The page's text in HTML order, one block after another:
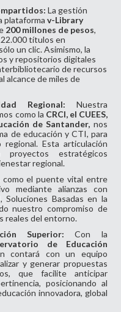
La gestión
plataformav-Library
200 millones de pesos,
títulos en
un clic. Asimismo, la
y repositorios digitales
de recursos
alcance de miles de
Regional: Nuestra
como la CRCI, el CUEES,
de Santander, nos
de educación y CTI, para
Esta articulación
estratégicos
regional.
como el puente vital entre
mediante alianzas con
Soluciones Basadas en la
nuestro compromiso de
reales del entorno.
Superior: Con la
de Educación
contará con un equipo
y generar propuestas
que facilite anticipar
posicionando al
innovadora, global